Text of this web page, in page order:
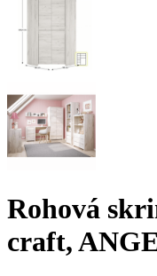
Rohová
craft,